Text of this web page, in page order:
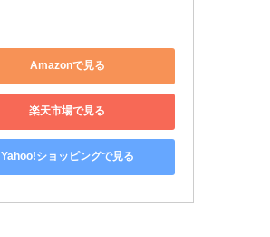
Amazonで見る
楽天市場で見る
Yahoo!ショッピングで見る